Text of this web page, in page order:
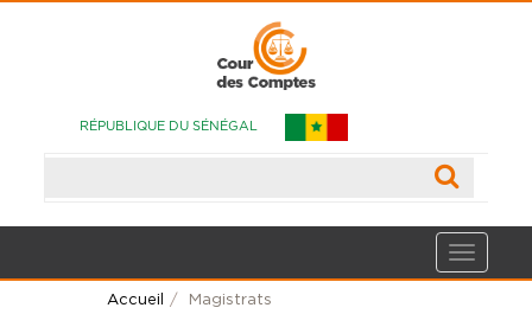
RÉPUBLIQUE DU SÉNÉGAL
Accueil Magistrats